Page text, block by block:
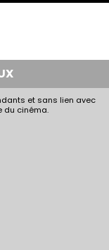
et sans lien avec
du cinéma.